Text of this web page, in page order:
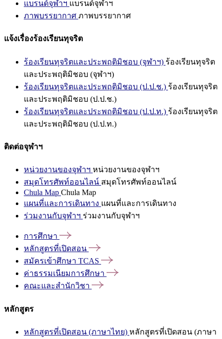
แบรนด์จุฬาฯ แบรนด์จุฬาฯ
ภาพบรรยากาศ ภาพบรรยากาศ
แจ้งเรื่องร้องเรียนทุจริต
ร้องเรียนทุจริตและประพฤติมิชอบ (จุฬาฯ) ร้องเรียนทุจริต
และประพฤติมิชอบ (จุฬาฯ)
ร้องเรียนทุจริตและประพฤติมิชอบ (ป.ป.ช.) ร้องเรียนทุจริต
และประพฤติมิชอบ (ป.ป.ช.)
ร้องเรียนทุจริตและประพฤติมิชอบ (ป.ป.ท.) ร้องเรียนทุจริต
และประพฤติมิชอบ (ป.ป.ท.)
ติดต่อจุฬาฯ
หน่วยงานของจุฬาฯ หน่วยงานของจุฬาฯ
สมุดโทรศัพท์ออนไลน์ สมุดโทรศัพท์ออนไลน์
Chula Map Chula Map
แผนที่และการเดินทาง แผนที่และการเดินทาง
ร่วมงานกับจุฬาฯ ร่วมงานกับจุฬาฯ
การศึกษา
หลักสูตรที่เปิดสอน
สมัครเข้าศึกษา TCAS
ค่าธรรมเนียมการศึกษา
คณะและสำนักวิชา
หลักสูตร
หลักสูตรที่เปิดสอน (ภาษาไทย) หลักสูตรที่เปิดสอน (ภาษา